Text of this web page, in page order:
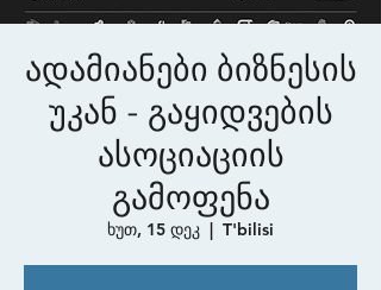
ადამიანები ბიზნესის
უკან - გაყიდვების
ასოციაციის
გამოფენა
ხუთ, 15 დეკ
  |
T'bilisi